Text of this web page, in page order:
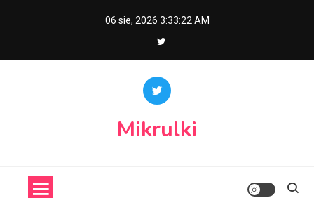
06 sie, 2026 3:33:23 AM
Mikrulki